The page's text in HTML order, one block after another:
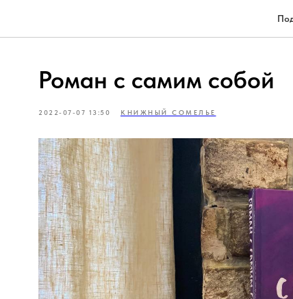
Роман с самим собой
2022-07-07 13:50 КНИЖНЫЙ СОМЕЛЬЕ